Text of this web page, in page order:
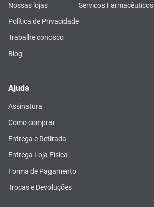
Nossas lojas
Política de Privacidade
Trabalhe conosco
Blog
Serviços Farmacêuticos
Ajuda
Assinatura
Como comprar
Entrega e Retirada
Entrega Loja Física
Forma de Pagamento
Trocas e Devoluções